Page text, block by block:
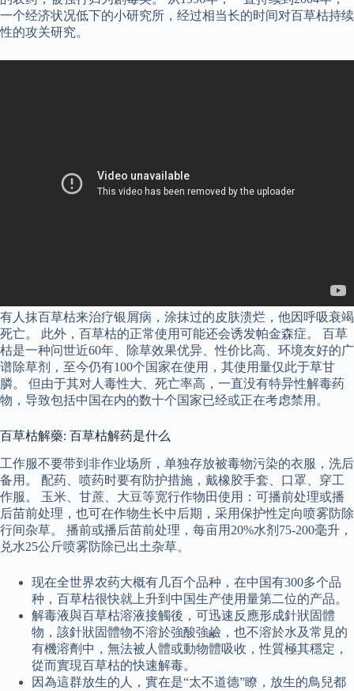
一个经济状况低下的小研究所，经过相当长的时间对百草枯持续
性的攻关研究。
有人抹百草枯来治疗银屑病，涂抹过的皮肤溃烂，他因呼吸衰竭
死亡。 此外，百草枯的正常使用可能还会诱发帕金森症。 百草
枯是一种问世近60年、除草效果优异、性价比高、环境友好的广
谱除草剂，至今仍有100个国家在使用，其使用量仅此于草甘
膦。 但由于其对人毒性大、死亡率高，一直没有特异性解毒药
物，导致包括中国在内的数十个国家已经或正在考虑禁用。
百草枯解藥: 百草枯解药是什么
工作服不要带到非作业场所，单独存放被毒物污染的衣服，洗后
备用。 配药、喷药时要有防护措施，戴橡胶手套、口罩、穿工
作服。 玉米、甘蔗、大豆等宽行作物田使用：可播前处理或播
后苗前处理，也可在作物生长中后期，采用保护性定向喷雾防除
行间杂草。 播前或播后苗前处理，每亩用20%水剂75-200毫升，
兑水25公斤喷雾防除已出土杂草。
现在全世界农药大概有几百个品种，在中国有300多个品
种，百草枯很快就上升到中国生产使用量第二位的产品。
解毒液與百草枯溶液接觸後，可迅速反應形成針狀固體
物，該針狀固體物不溶於強酸強鹼，也不溶於水及常見的
有機溶劑中，無法被人體或動物體吸收，性質極其穩定，
從而實現百草枯的快速解毒。
因為這群放生的人，實在是“太不道德”瞭，放生的鳥兒都